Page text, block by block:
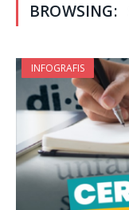
BROWSING:
INFOGRAFIS